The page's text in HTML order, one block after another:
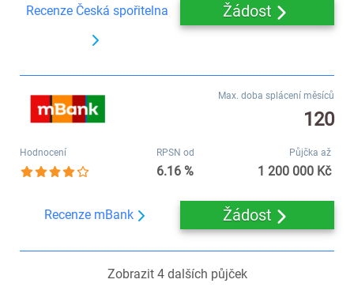
Recenze Česká spořitelna Žádost
Max. doba splácení měsíců
120
Hodnocení RPSN od
6.16 %
Půjčka až
1 200 000 Kč
Recenze mBank Žádost
Zobrazit 4dalších půjček